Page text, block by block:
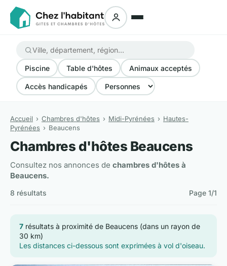
Piscine Table d'hôtes Animaux acceptés
Accès handicapés
Accueil Chambres d'hôtes Midi-Pyrénées
Hautes-
Pyrénées
Beaucens
Chambres d'hôtes Beaucens
Consultez nos annonces de chambres d'hôtes à
Beaucens.
8 résultats Page 1/1
7 résultats à proximité de Beaucens (dans un rayon de
30 km)
Les distances ci-dessous sont exprimées à vol d'oiseau.